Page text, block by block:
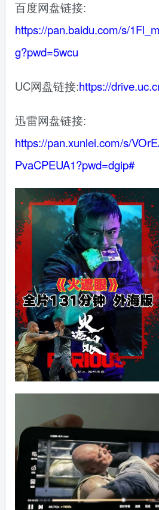
百度网盘链接:
https://pan.baidu.com/s/
g?pwd=5wcu
UC网盘链接:https://
迅雷网盘链接:
https://pan.xunlei.com/s/
PvaCPEUA1?pwd=dgip#